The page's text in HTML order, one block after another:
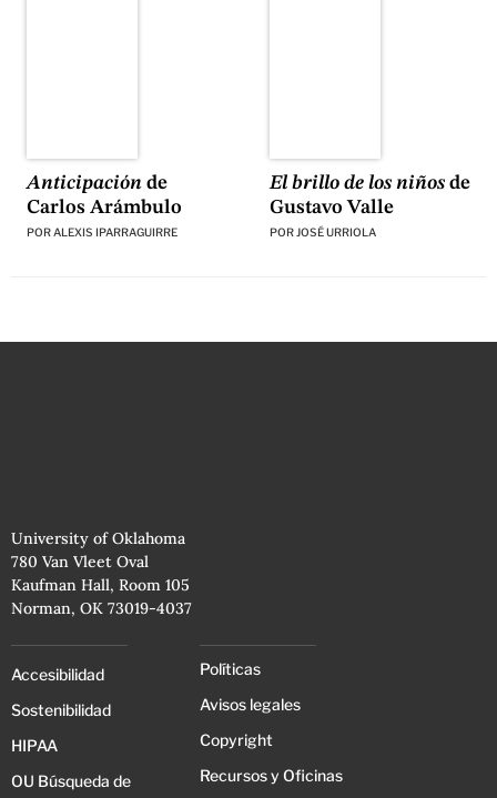
Anticipaciónde
Carlos Arámbulo
PORALEXIS IPARRAGUIRRE
El brillo de los niñosde
Gustavo Valle
POR JOSÉ URRIOLA
University of Oklahoma
780 Van Vleet Oval
Kaufman Hall, Room 105
Norman, OK 73019-4037
Accesibilidad
Sostenibilidad
HIPAA
OU Búsqueda de
Políticas
Avisos legales
Copyright
Recursos y Oficinas